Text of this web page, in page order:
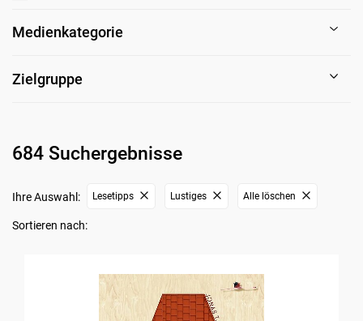
Medienkategorie
Zielgruppe
684 Suchergebnisse
Ihre Auswahl: Lesetipps Lustiges Alle löschen
Sortieren nach: